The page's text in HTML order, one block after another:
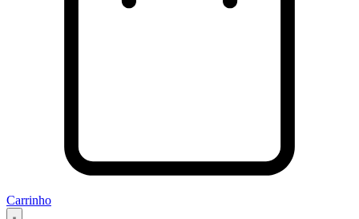
Carrinho